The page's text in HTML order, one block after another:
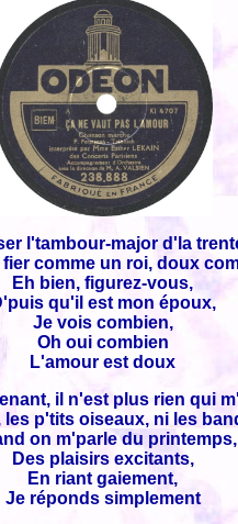
l'tambour-major d'la
comme un roi, doux
Eh bien, figurez-vous,
qu'il est mon époux,
Je vois combien,
Oh oui combien
L'amour est doux
il n'est plus rien qui
les p'tits oiseaux, ni les
on m'parle du printemps,
Des plaisirs excitants,
En riant gaiement,
Je réponds simplement